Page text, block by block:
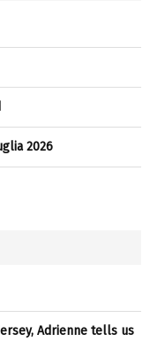
2026
Adrienne tells us